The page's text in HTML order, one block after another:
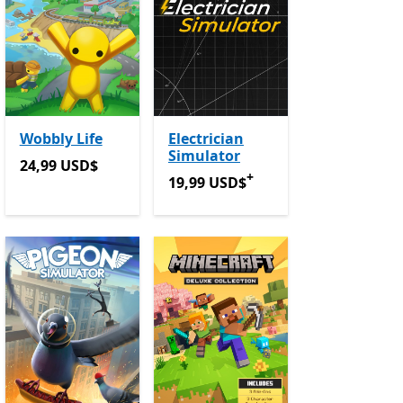
compras de aplicações
Wobbly Life
24,99 USD$
24,99 USD$
Electrician
Simulator
19,99 USD$Ofertas em compras
19,99 USD$+